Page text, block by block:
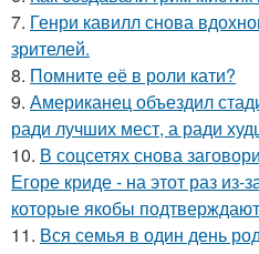
7. Генри кавилл снова
зрителей.
8. Помните её в роли кати?
9. Американец объездил
ради лучших мест, а ради
10. В соцсетях снова
Егоре криде - на этот раз из-
которые якобы
11. Вся семья в один день